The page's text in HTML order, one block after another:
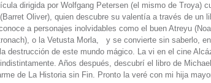
dirigida por Wolfgang Petersen (el mismo de Troya)
Oliver), quien descubre su valentía a través de un
a personajes inolvidables como el buen Atreyu
o la Vetusta Morla, y se convierte sin saberlo,
destrucción de este mundo mágico. La vi en el cine
Años después, descubrí el libro de
de La Historia sin Fin. Pronto la veré con mi hija